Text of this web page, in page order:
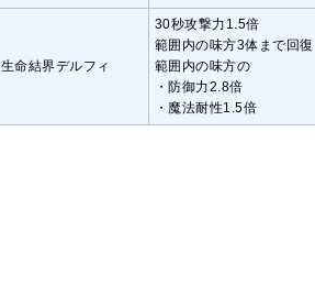
生命結界デルフィ
30秒攻撃力1.5倍
範囲内の味方3体まで回復
範囲内の味方の
・防御力2.8倍
・魔法耐性1.5倍